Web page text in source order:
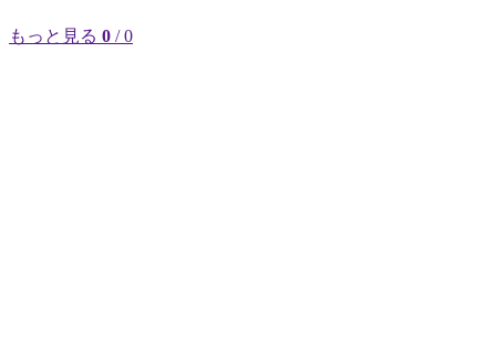
もっと見る 0 / 0